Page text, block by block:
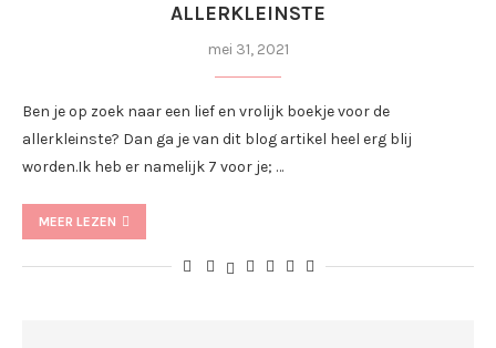
ALLERKLEINSTE
mei 31, 2021
Ben je op zoek naar een lief en vrolijk boekje voor de
allerkleinste? Dan ga je van dit blog artikel heel erg blij
worden.Ik heb er namelijk 7 voor je; …
MEER LEZEN